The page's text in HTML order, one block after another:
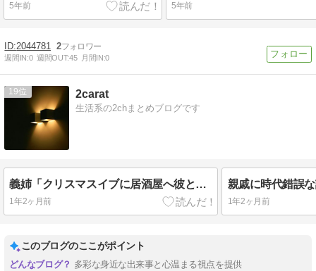
5年前 5年前
2044781 2
週間IN:0 週間OUT:45 月間IN:0
19 2carat
生活系の2chまとめブログです
義姉「クリスマスイブに居酒屋へ彼と行ったら娘の同級生2人がママと一緒にいた。中学生が夜7時に…ありえない…」
1年2ヶ月前 1年2ヶ月前
このブログのここがポイント
多彩な身近な出来事と心温まる視点を提供